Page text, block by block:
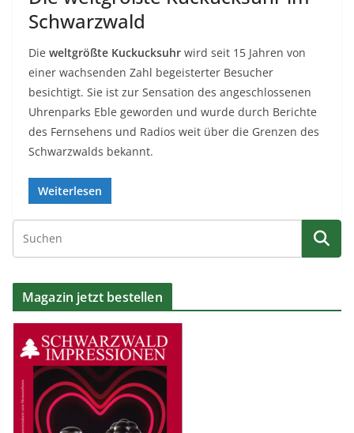
Schwarzwald
Die weltgrößte Kuckucksuhr wird seit 15 Jahren von
einer wachsenden Zahl begeisterter Besucher
besichtigt. Sie ist zur Sensation des angeschlossenen
Uhrenparks Eble geworden und wurde durch Berichte
des Fernsehens und Radios weit über die Grenzen des
Schwarzwalds bekannt.
Weiterlesen
Magazin jetzt bestellen